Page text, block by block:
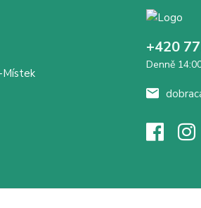
Místek
+420
Denně